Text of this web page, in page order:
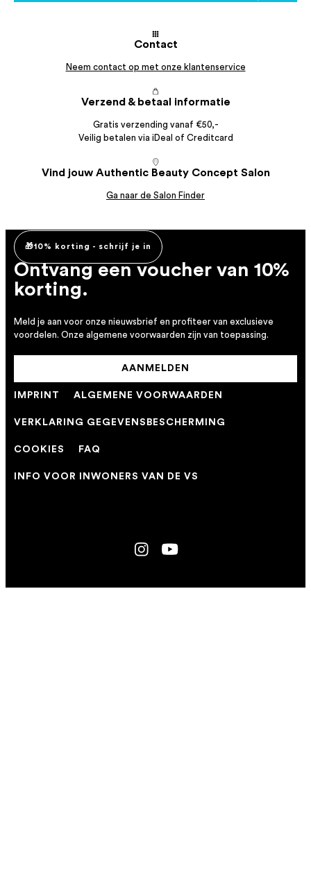
Vind jouw Authentic Beauty Concept Salon
Ga naar de Salon Finder
Verzend & betaal informatie
Gratis verzending vanaf €50,-
Veilig betalen via iDeal of Creditcard
Contact
Neem contact op met onze klantenservice
🎁10% korting - schrijf je in
Ontvang een voucher van 10%
korting.
Meld je aan voor onze nieuwsbrief en profiteer van exclusieve
voordelen. Onze algemene voorwaarden zijn van toepassing.
AANMELDEN
IMPRINT ALGEMENE VOORWAARDEN
VERKLARING GEGEVENSBESCHERMING
COOKIES FAQ
INFO VOOR INWONERS VAN DE VS